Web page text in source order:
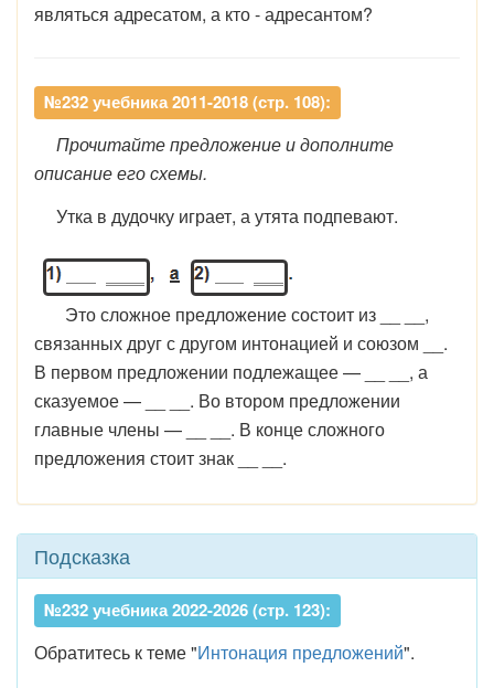
являться адресатом, а кто - адресантом?
№232 учебника 2011-2018 (стр. 108):
Прочитайте предложение и дополните
описание его схемы.
Утка в дудочку играет, а утята подпевают.
Это сложное предложение состоит из __ __,
связанных друг с другом интонацией и союзом __.
В первом предложении подлежащее — __ __, а
сказуемое — __ __. Во втором предложении
главные члены — __ __. В конце сложного
предложения стоит знак __ __.
Подсказка
№232 учебника 2022-2026 (стр. 123):
Обратитесь к теме "Интонация предложений".